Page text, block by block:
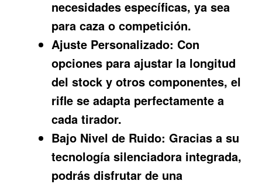
necesidades específicas, ya sea
para caza o competición.
Ajuste Personalizado: Con
opciones para ajustar la longitud
del stock y otros componentes, el
rifle se adapta perfectamente a
cada tirador.
Bajo Nivel de Ruido: Gracias a su
tecnología silenciadora integrada,
podrás disfrutar de una